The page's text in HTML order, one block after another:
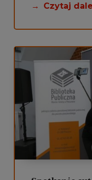
Czytaj